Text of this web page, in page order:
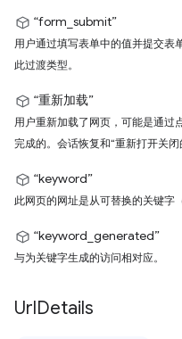
“form_submit”
用户通过填写表单中的值并提交表
此过渡类型。
“重新加载”
用户重新加载了网页，可能是通过
完成的。会话恢复和“重新打开关闭
“keyword”
此网页的网址是从可替换的关键字
“keyword_generated”
与为关键字生成的访问相对应。
UrlDetails